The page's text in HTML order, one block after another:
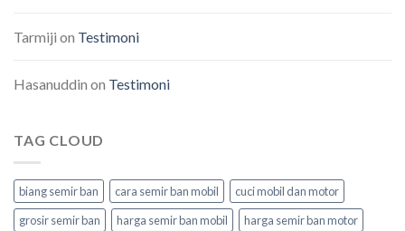
Tarmiji on Testimoni
Hasanuddin on Testimoni
TAG CLOUD
biang semir ban cara semir ban mobil
cuci mobil dan motor
grosir semir ban
harga semir ban mobil
harga semir ban motor